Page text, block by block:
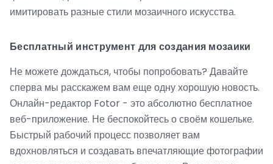
имитировать разные стили мозаичного искусства.
Бесплатный инструмент для создания мозаики
Не можете дождаться, чтобы попробовать? Давайте
сперва мы расскажем вам еще одну хорошую новость.
Онлайн-редактор Fotor - это абсолютно бесплатное
веб-приложение. Не беспокойтесь о своём кошельке.
Быстрый рабочий процесс позволяет вам
вдохновляться и создавать впечатляющие фотографии